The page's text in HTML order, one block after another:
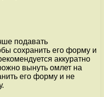
подавать
сохранить его форму и
аккуратно
вынуть омлет на
его форму и не